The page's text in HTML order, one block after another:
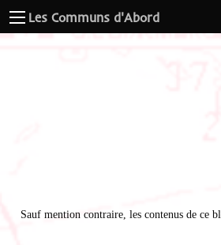
Les Communs d'Abord
Sauf mention contraire, les contenus de ce